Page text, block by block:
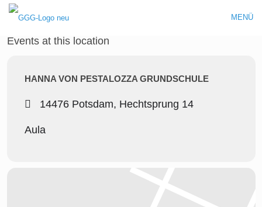
MENÜ
Events at this location
HANNA VON PESTALOZZA GRUNDSCHULE
14476 Potsdam, Hechtsprung 14
Aula